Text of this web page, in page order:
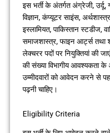
इस भर्ती के अंतर्गत अंग्रेजी, उर्दू,
विज्ञान, कंप्यूटर साइंस,
इस्लामियत, पाकिस्तान स्टडीज,
समाजशास्त्र, फाइन आर्ट्स तथा
लेक्चरर पदों पर नियुक्तियां की
की संख्या विभागीय आवश्यकता के
उम्मीदवारों को आवेदन करने से
पढ़नी चाहिए।
Eligibility Criteria